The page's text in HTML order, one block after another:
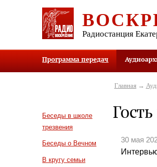
Радиостанция
Программа передач
Беседы в школе
трезвения
Беседы о Вечном
В кругу семьи
Главная→
30 мая